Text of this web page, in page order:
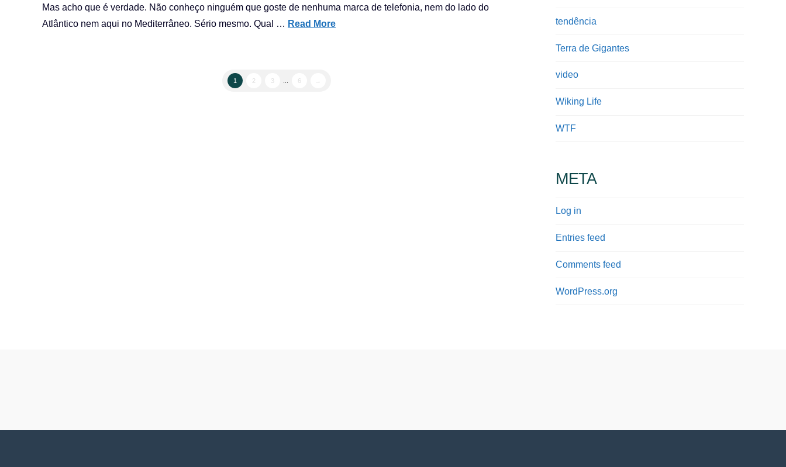
Mas acho que é verdade. Não conheço ninguém que goste de nenhuma marca de telefonia, nem do lado do
Atlântico nem aqui no Mediterrâneo. Sério mesmo. Qual … Read More
1 2 3 6 →
tendência
Terra de Gigantes
video
Wiking Life
WTF
META
Log in
Entries feed
Comments feed
WordPress.org